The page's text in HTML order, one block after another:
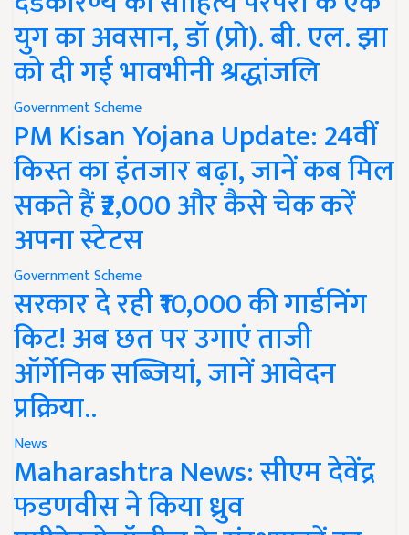
युग का अवसान, डॉ (प्रो). बी. एल. झा
को दी गई भावभीनी श्रद्धांजलि
Government Scheme
PM Kisan Yojana Update: 24वीं
किस्त का इंतजार बढ़ा, जानें कब मिल
सकते हैं ₹2,000 और कैसे चेक करें
अपना स्टेटस
Government Scheme
सरकार दे रही ₹10,000 की गार्डनिंग
किट! अब छत पर उगाएं ताजी
ऑर्गेनिक सब्जियां, जानें आवेदन
प्रक्रिया..
News
Maharashtra News: सीएम देवेंद्र
फडणवीस ने किया ध्रुव